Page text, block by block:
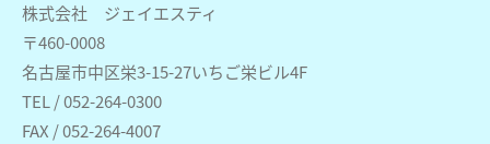
株式会社 ジェイエスティ
〒460-0008
名古屋市中区栄3-15-27いちご栄ビル4F
TEL / 052-264-0300
FAX / 052-264-4007